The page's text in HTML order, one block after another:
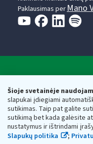
Šioje svetainėje
slapukai įdiegiami
sutikimas. Taip pat galite
sutikimą bet kada galėsite
nustatymus ir ištrindami
Slapukų politika
;
Paklausimas perMano
Valstybinė
Respublikos
Biudžetinė įstaiga.
adresas: Vasario 16-osios
vmi@vmi.lt , E. pristatymo
Duomenys apie Valstybinę
Respublikos finansų